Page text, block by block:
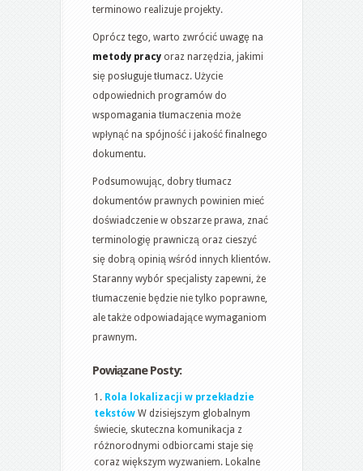
terminowo realizuje projekty.
Oprócz tego, warto zwrócić uwagę na
metody pracy oraz narzędzia, jakimi
się posługuje tłumacz. Użycie
odpowiednich programów do
wspomagania tłumaczenia może
wpłynąć na spójność i jakość finalnego
dokumentu.
Podsumowując, dobry tłumacz
dokumentów prawnych powinien mieć
doświadczenie w obszarze prawa, znać
terminologię prawniczą oraz cieszyć
się dobrą opinią wśród innych klientów.
Staranny wybór specjalisty zapewni, że
tłumaczenie będzie nie tylko poprawne,
ale także odpowiadające wymaganiom
prawnym.
Powiązane Posty:
Rola lokalizacji w przekładzie
tekstów W dzisiejszym globalnym
świecie, skuteczna komunikacja z
różnorodnymi odbiorcami staje się
coraz większym wyzwaniem. Lokalne